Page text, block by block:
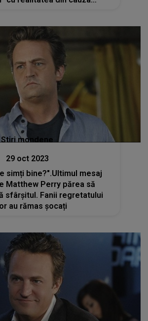
Stiri mondene
29 oct 2023
simți bine?".Ultimul mesaj
Matthew Perry părea să
sfârșitul. Fanii regretatului
au rămas șocați